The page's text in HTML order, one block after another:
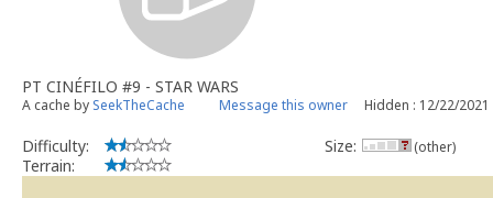
PT CINÉFILO #9 - STAR WARS
A cache by SeekTheCache Message this owner Hidden : 12/22/2021
Difficulty:
Terrain:
Size: (other)